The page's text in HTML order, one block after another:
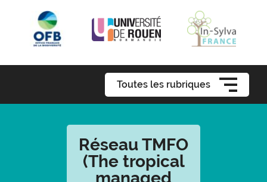
Toutes les rubriques
Réseau TMFO
(The tropical